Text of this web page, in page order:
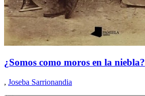
¿Somos como moros en la niebla?
, Joseba Sarrionandia